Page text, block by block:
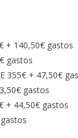
+ 140,50€ gastos
gastos
355€ + 47,50€
gastos
+ 44,50€ gastos